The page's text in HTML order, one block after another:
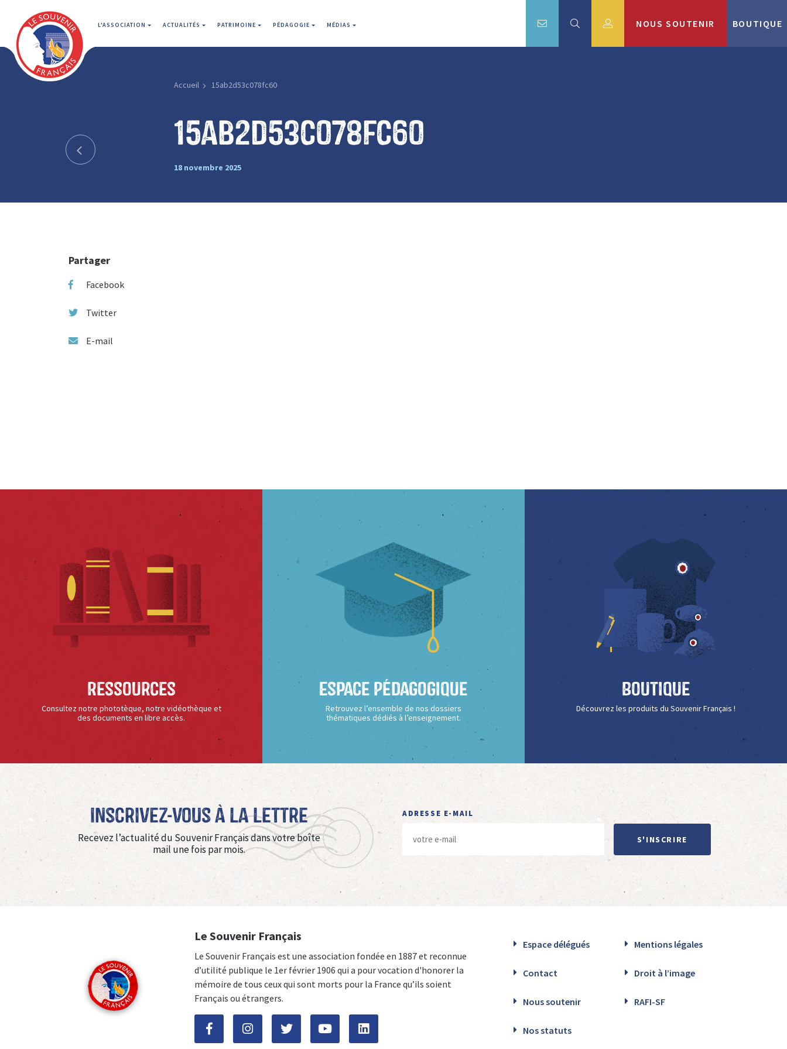
L'ASSOCIATION ACTUALITÉS PATRIMOINE PÉDAGOGIE MÉDIAS NOUS SOUTENIR BOUTIQUE
Accueil 15ab2d53c078fc60
15ab2d53c078fc60
18 novembre 2025
Partager
Facebook
Twitter
E-mail
Ressources
Consultez notre phototèque, notre vidéothèque et
des documents en libre accès.
Espace Pédagogique
Retrouvez l’ensemble de nos dossiers
thématiques dédiés à l’enseignement.
Boutique
Découvrez les produits du Souvenir Français !
Inscrivez-vous à La Lettre
Recevez l’actualité du Souvenir Français dans votre boîte
mail une fois par mois.
ADRESSE E-MAIL
S'INSCRIRE
Le Souvenir Français
Le Souvenir Français est une association fondée en 1887 et reconnue
d’utilité publique le 1er février 1906 qui a pour vocation d'honorer la
mémoire de tous ceux qui sont morts pour la France qu’ils soient
Français ou étrangers.
Espace délégués Mentions légales
Contact Droit à l’image
Nous soutenir RAFI-SF
Nos statuts